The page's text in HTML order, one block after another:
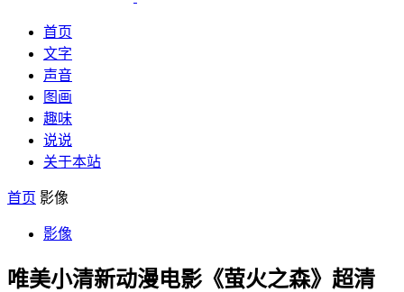
首页
文字
声音
图画
趣味
说说
关于本站
首页 影像
影像
唯美小清新动漫电影《萤火之森》超清